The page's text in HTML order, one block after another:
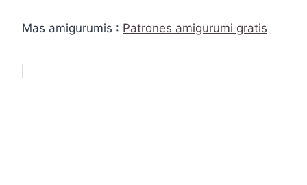
Mas amigurumis : Patrones amigurumi gratis